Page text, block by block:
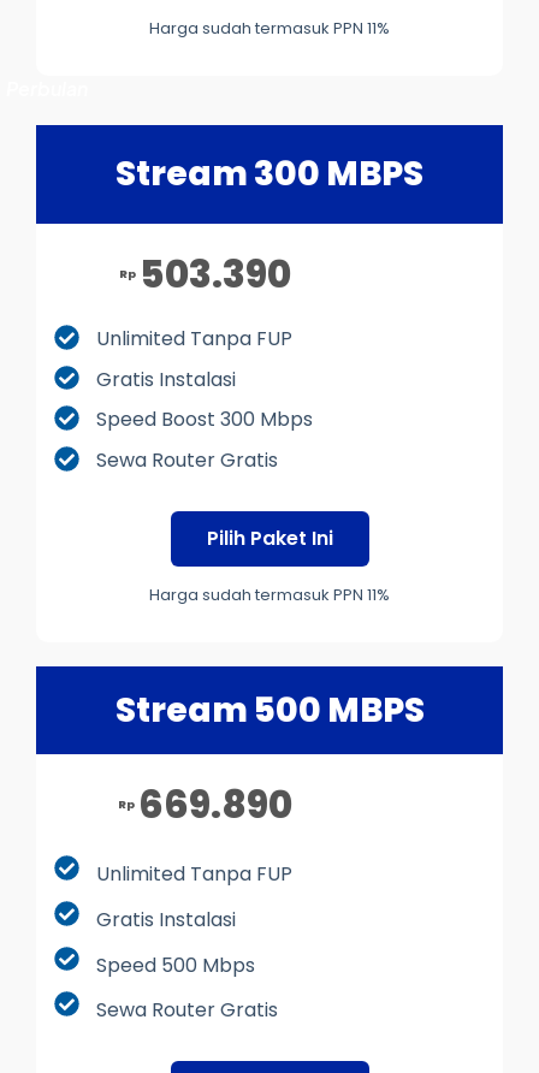
Harga sudah termasuk PPN 11%
Stream 300 MBPS
Rp 503.390
Unlimited Tanpa FUP
Gratis Instalasi
Speed Boost 300 Mbps
Sewa Router Gratis
Pilih Paket Ini
Harga sudah termasuk PPN 11%
Stream 500 MBPS
Rp 669.890
Unlimited Tanpa FUP
Gratis Instalasi
Speed 500 Mbps
Sewa Router Gratis